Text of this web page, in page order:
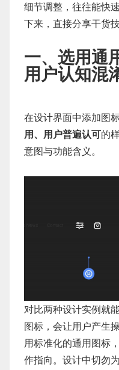
细节调整，往往能快
下来，直接分享干货技
一、选用通
用户认知混
在设计界面中添加图
用、用户普遍认可的
意图与功能含义。
对比两种设计实例就
图标，会让用户产生
用标准化的通用图标
作指向。设计中切勿